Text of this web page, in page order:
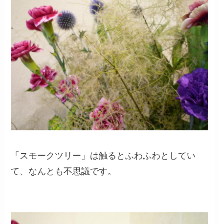
「スモークツリー」は触るとふわふわとしてい
て、なんとも不思議です。